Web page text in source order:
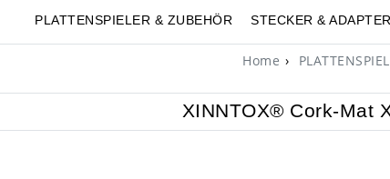
PLATTENSPIELER & ZUBEHÖR STECKER & ADAPTER
Home
XINNTOX® Cork-Mat